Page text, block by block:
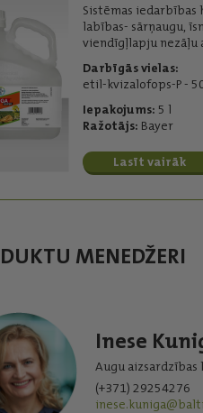
Sistēmas iedarbības
labības- sārņaugu,
viendīgļlapju nezāļu
Darbīgās vielas:
etil-kvizalofops-P -
Iepakojums: 5 l
Ražotājs: Bayer
Lasīt vairāk
MENEDŽERI
Inese
Augu aizsardzības
(+371) 29254276